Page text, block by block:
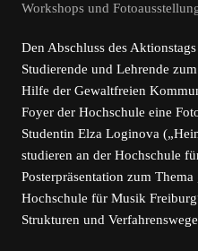
Workshops und
Den Abschluss des
Studierende und Lehrende
Hilfe der Gewaltfreien
Foyer der Hochschule eine
Studentin Elza Loginova
studieren an der Hochschule
Posterpräsentation zum
Hochschule für Musik
Strukturen und